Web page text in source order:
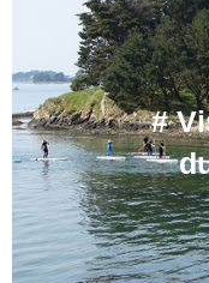
#